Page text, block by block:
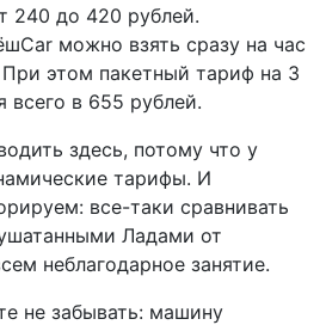
240 до 420 рублей.
можно взять сразу на час
этом пакетный тариф на 3
всего в 655 рублей.
здесь, потому что у
тарифы. И
все-таки сравнивать
Ладами от
неблагодарное занятие.
не забывать: машину